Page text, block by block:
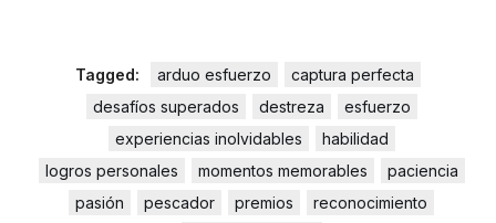
Tagged: arduo esfuerzo
captura perfecta
desafíos superados
destreza
esfuerzo
experiencias inolvidables
habilidad
logros personales
momentos memorables
paciencia
pasión
pescador premios
reconocimiento